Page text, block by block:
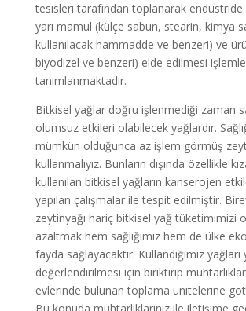
tesisleri tarafından toplanarak endüstride
yarı mamul (külçe sabun, stearin, kimya
kullanılacak hammadde ve benzeri) ve
biyodizel ve benzeri) elde edilmesi
tanımlanmaktadır.
Bitkisel yağlar doğru işlenmediği zaman
olumsuz etkileri olabilecek yağlardır.
mümkün olduğunca az işlem görmüş
kullanmalıyız. Bunların dışında özellikle
kullanılan bitkisel yağların kanserojen
yapılan çalışmalar ile tespit edilmiştir.
zeytinyağı hariç bitkisel yağ tüketimimizi
azaltmak hem sağlığımız hem de ülke
fayda sağlayacaktır. Kullandığımız yağları
değerlendirilmesi için biriktirip
evlerinde bulunan toplama ünitelerine